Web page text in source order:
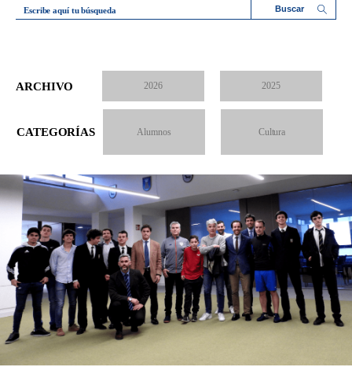
Escribe aquí tu búsqueda
ARCHIVO 2026 2025
CATEGORÍAS Alumnos Cultura